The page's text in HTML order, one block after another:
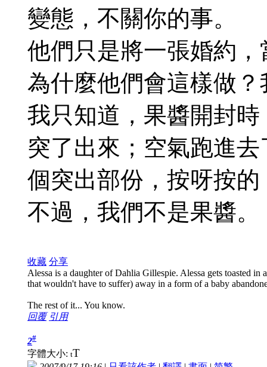
變態，不關你的事。
他們只是將一張婚約
為什麼他們會這樣做
我只知道，果醬開封
突了出來；空氣跑進
個突出部份，按呀按
不過，我們不是果醬。
收藏 分享
Alessa is a daughter of Dahlia Gillespie. Alessa gets toasted in
that wouldn't have to suffer) away in a form of a baby
The rest of it... You know.
回覆 引用
2#
字體大小: tT